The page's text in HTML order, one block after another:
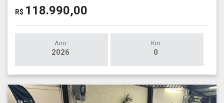
R$ 118.990,00
Ano
2026
Km
0